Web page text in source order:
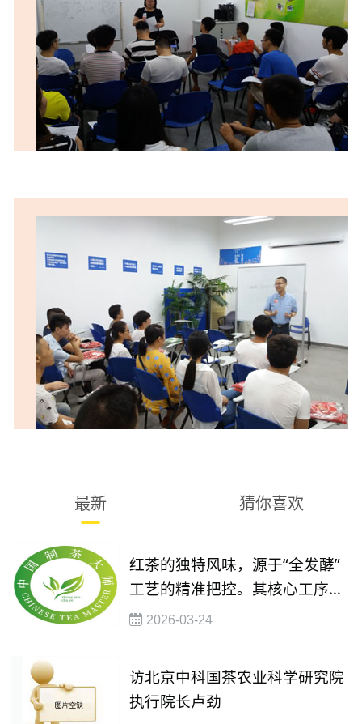
最新 猜你喜欢
红茶的独特风味，源于“全发酵”
工艺的精准把控。其核心工序包
括萎凋、揉捻、发酵、干燥，每
2026-03-24
访北京中科国茶农业科学研究院
执行院长卢劲